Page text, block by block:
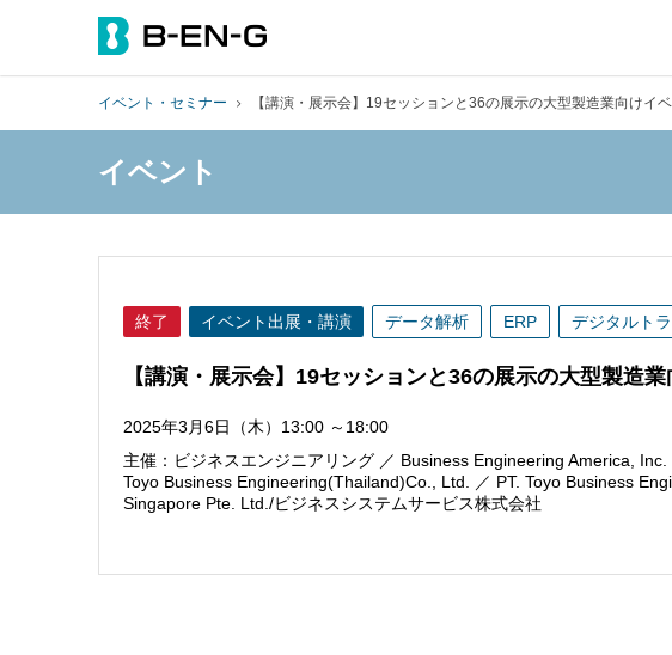
イベント・セミナー 【講演・展示会】19セッションと36の展示の大型製造業向けイ
イベント
終了 イベント出展・講演 データ解析 ERP デジタルト
【講演・展示会】19セッションと36の展示の大型製造
2025年3月6日（木）13:00 ～18:00
主催：ビジネスエンジニアリング ／ Business Engineering America,
Toyo Business Engineering(Thailand)Co., Ltd. ／ PT. Toyo Business
Singapore Pte. Ltd./ビジネスシステムサービス株式会社